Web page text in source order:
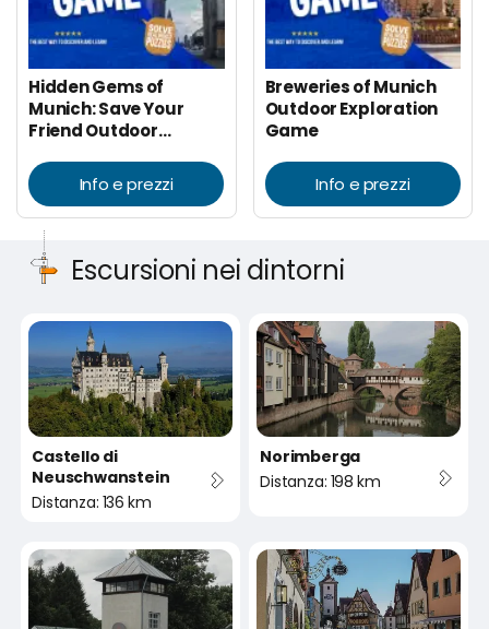
Hidden Gems of
Munich: Save Your
Friend Outdoor
Info e prezzi
Breweries of Munich
Outdoor Exploration
Game
Info e prezzi
Escursioni nei dintorni
Castello di
Neuschwanstein
Distanza: 136 km
Norimberga
Distanza: 198 km